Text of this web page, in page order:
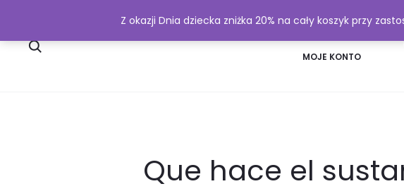
MOJE KONTO
Que hace el
Z okazji Dnia dziecka zniżka 20% na cały koszyk przy